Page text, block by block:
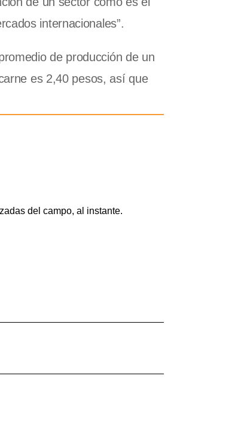
internacionales”.
de producción de un
es 2,40 pesos, así que
del campo, al instante.